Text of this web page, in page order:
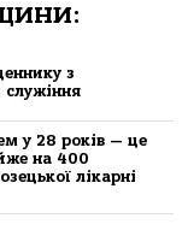
з
служіння
у 28 років — це
на 400
лікарні